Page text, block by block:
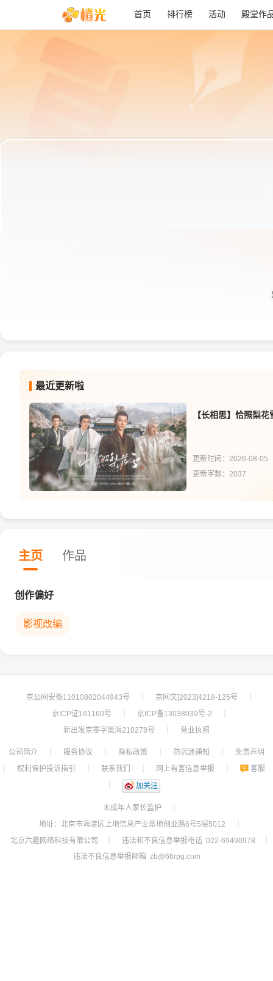
首页 排行榜 活动 殿堂作
最近更新啦
【长相思】恰照梨花
更新时间：2026-08-05
更新字数：2037
主页 作品
创作偏好
影视改编
京公网安备11010802044943号 ┊ 京网文[2023]4218-125号
┊
京ICP证161160号
┊ 京ICP备13038039号-2
┊
新出发京零字第海210278号
┊ 营业执照
公司简介 ┊ 服务协议 ┊ 隐私政策 ┊ 防沉迷通知 ┊
免责声明
┊
权利保护投诉指引 ┊ 联系我们 ┊ 网上有害信息举报 ┊
客服
┊
加关注
未成年人家长监护
┊
地址：北京市海淀区上地信息产业基地创业路6号5层5012
┊
北京六趣网络科技有限公司
┊ 违法和不良信息举报电话 022-69490978
┊
违法不良信息举报邮箱 zb@66rpg.com